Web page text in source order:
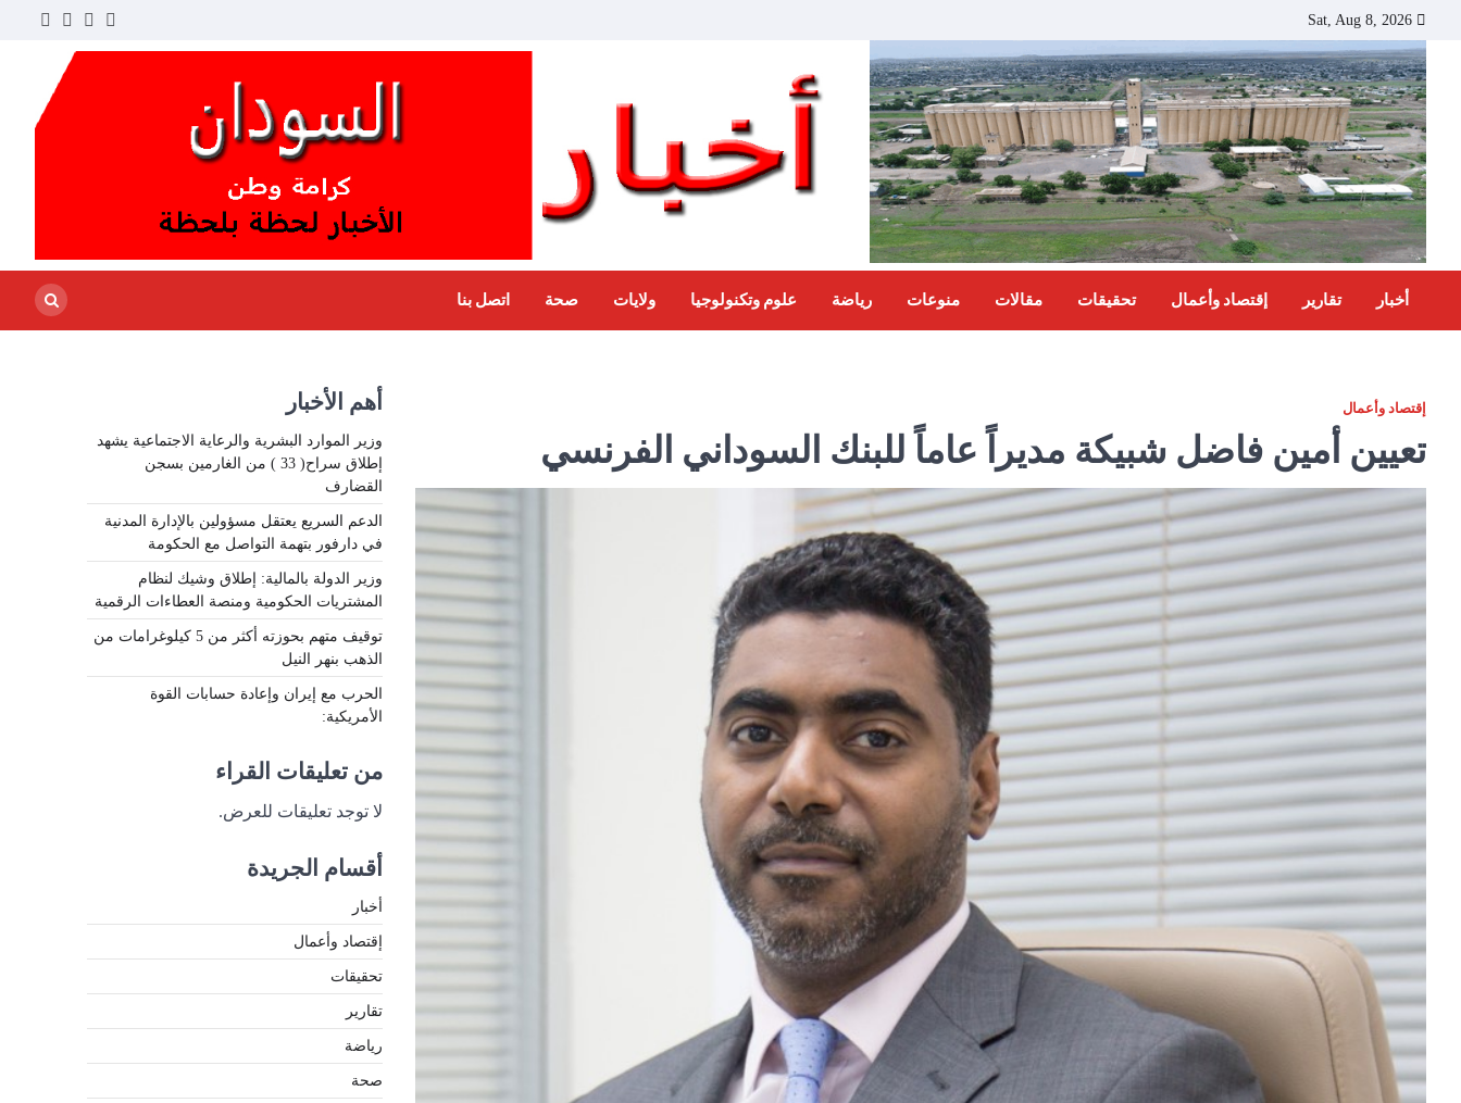
content
Sat, Aug 8, 2026
Twitter
Facebook
Instagram
أخبار تقارير إقتصاد وأعمال تحقيقات مقالات منوعات رياضة علوم وتكنولوجيا ولايات صحة اتصل بنا
إقتصاد وأعمال
تعيين أمين فاضل شبيكة مديراً عاماً للبنك السوداني الفرنسي
أهم الأخبار
وزير الموارد البشرية والرعاية الاجتماعية يشهد
إطلاق سراح( 33 ) من الغارمين بسجن
القضارف
الدعم السريع يعتقل مسؤولين بالإدارة المدنية
في دارفور بتهمة التواصل مع الحكومة
وزير الدولة بالمالية: إطلاق وشيك لنظام
المشتريات الحكومية ومنصة العطاءات الرقمية
توقيف متهم بحوزته أكثر من 5 كيلوغرامات من
الذهب بنهر النيل
الحرب مع إيران وإعادة حسابات القوة
الأمريكية:
من تعليقات القراء
لا توجد تعليقات للعرض.
أقسام الجريدة
أخبار
إقتصاد وأعمال
تحقيقات
تقارير
رياضة
صحة